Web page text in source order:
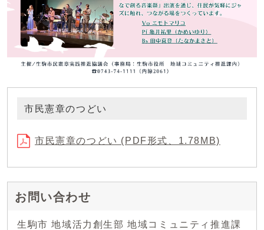
市民憲章のつどい
市民憲章のつどい (PDF形式、1.78MB)
お問い合わせ
生駒市 地域活力創生部 地域コミュニティ推進課